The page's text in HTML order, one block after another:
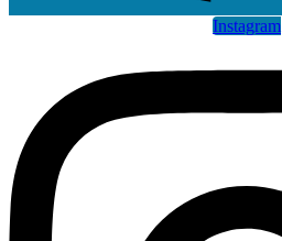
Instagram